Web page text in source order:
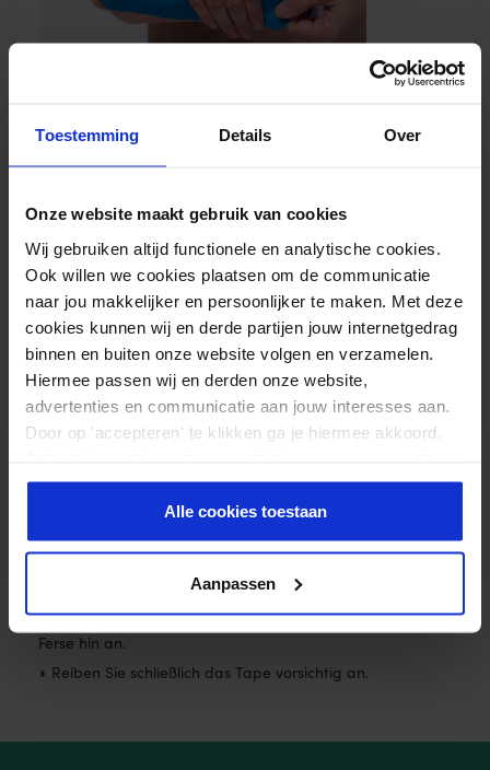
Toestemming Details Over
Onze website maakt gebruik van cookies
Wij gebruiken altijd functionele en analytische cookies.
Ook willen we cookies plaatsen om de communicatie
naar jou makkelijker en persoonlijker te maken. Met deze
cookies kunnen wij en derde partijen jouw internetgedrag
binnen en buiten onze website volgen en verzamelen.
Hiermee passen wij en derden onze website,
advertenties en communicatie aan jouw interesses aan.
Door op 'accepteren' te klikken ga je hiermee akkoord.
er meer over in onsprivacy beleid.
Alle cookies toestaan
Aanpassen
Schritt 3:
des kleinen Zehs. Vorsichtig anwenden.is.
◗ Ziehen Sie die Zehen zu sich heran und bringen Sie das
Tape mit leichtem Stretch an der Unterseite des Fußes zur
Ferse hin an.
◗ Reiben Sie schließlich das Tape vorsichtig an.